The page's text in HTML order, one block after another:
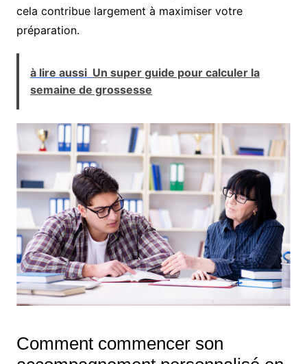
cela contribue largement à maximiser votre
préparation.
à lire aussi Un super guide pour calculer la
semaine de grossesse
Comment commencer son